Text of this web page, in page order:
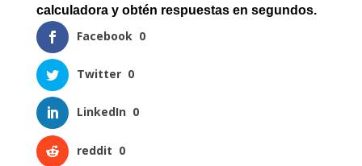
calculadora y obtén respuestas en segundos.
Facebook 0
Twitter 0
LinkedIn 0
reddit 0